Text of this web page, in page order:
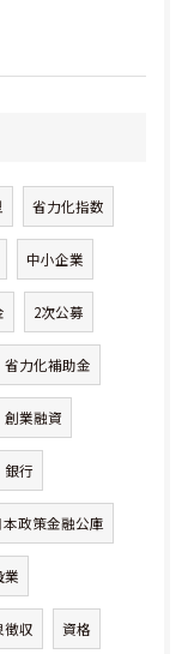
省力化指数
中小企業
2次公募
省力化補助金
創業融資
銀行
本政策金融公庫
業
徴収 資格